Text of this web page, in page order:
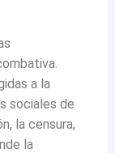
a la
sociales de
la censura,
la